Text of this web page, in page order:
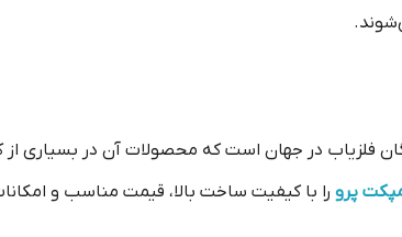
فلزیاب در جهان است که محصولات آن در بسیاری از
پرو را با کیفیت ساخت بالا، قیمت مناسب و